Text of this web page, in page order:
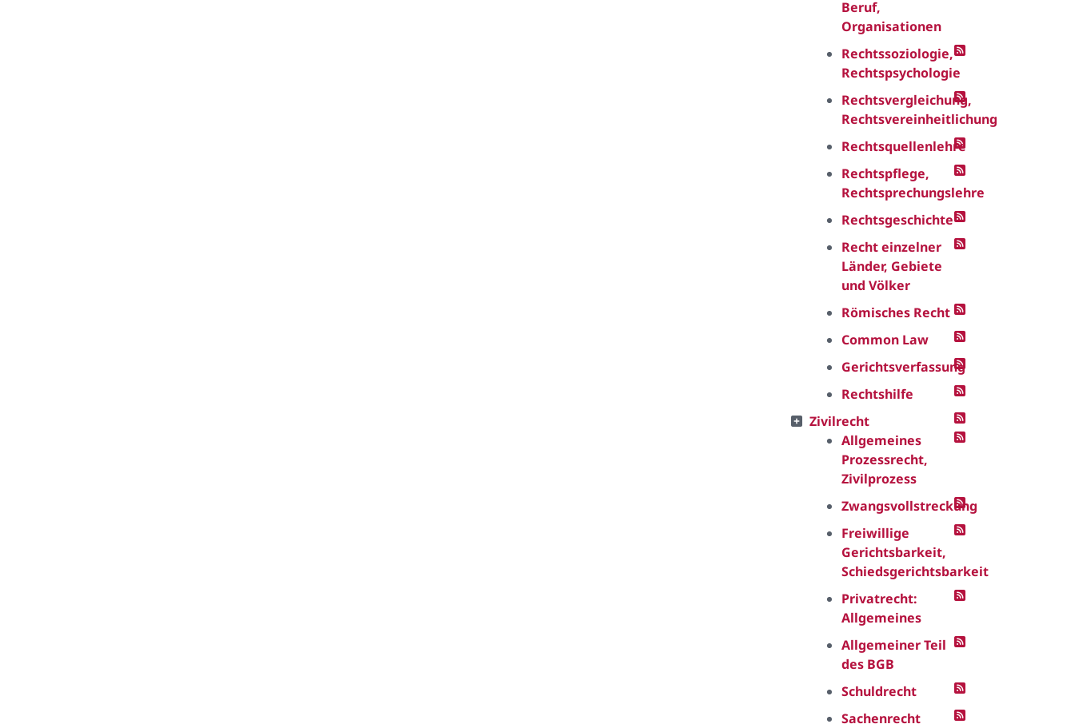
Beruf,
Organisationen
Rechtssoziologie,
Rechtspsychologie
Rechtsvergleichung,
Rechtsvereinheitlichung
Rechtsquellenlehre
Rechtspflege,
Rechtsprechungslehre
Rechtsgeschichte
Recht einzelner
Länder, Gebiete
und Völker
Römisches Recht
Common Law
Gerichtsverfassung
Rechtshilfe
Zivilrecht
Allgemeines
Prozessrecht,
Zivilprozess
Zwangsvollstreckung
Freiwillige
Gerichtsbarkeit,
Schiedsgerichtsbarkeit
Privatrecht:
Allgemeines
Allgemeiner Teil
des BGB
Schuldrecht
Sachenrecht